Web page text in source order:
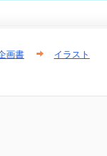
画書
イラスト